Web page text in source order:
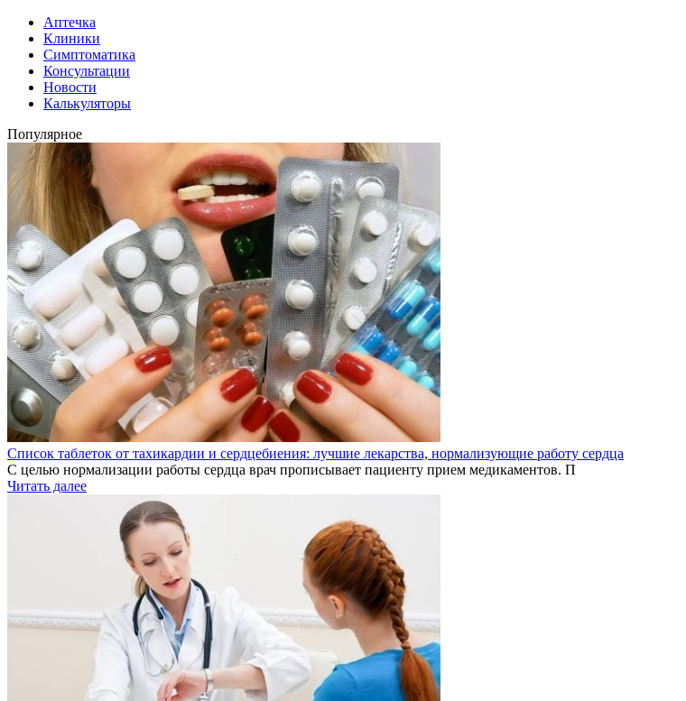
Аптечка
Клиники
Симптоматика
Консультации
Новости
Калькуляторы
Популярное
Список таблеток от тахикардии и сердцебиения: лучшие лекарства, нормализующие работу сердца
С целью нормализации работы сердца врач прописывает пациенту прием медикаментов. П
Читать далее